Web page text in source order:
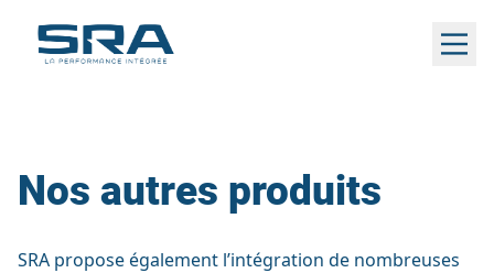
contenu
Nos autres produits
SRA propose également l’intégration de nombreuses